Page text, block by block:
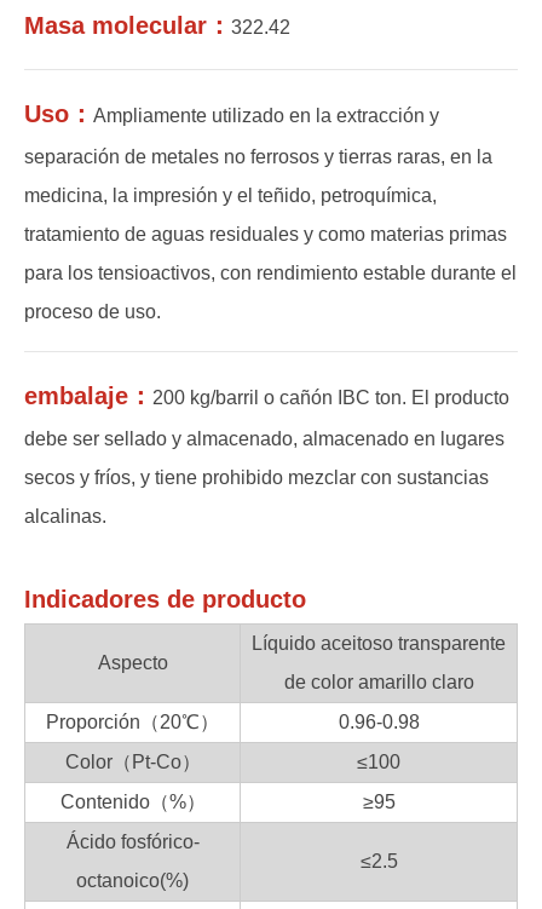
Masa molecular： 322.42
Uso： Ampliamente utilizado en la extracción y
separación de metales no ferrosos y tierras raras, en la
medicina, la impresión y el teñido, petroquímica,
tratamiento de aguas residuales y como materias primas
para los tensioactivos, con rendimiento estable durante el
proceso de uso.
embalaje： 200 kg/barril o cañón IBC ton. El producto
debe ser sellado y almacenado, almacenado en lugares
secos y fríos, y tiene prohibido mezclar con sustancias
alcalinas.
Indicadores de producto
Aspecto
Líquido aceitoso transparente
de color amarillo claro
Proporción（20℃）
0.96-0.98
Color（Pt-Co）
≤100
Contenido（%）
≥95
Ácido fosfórico-
octanoico(%)
≤2.5